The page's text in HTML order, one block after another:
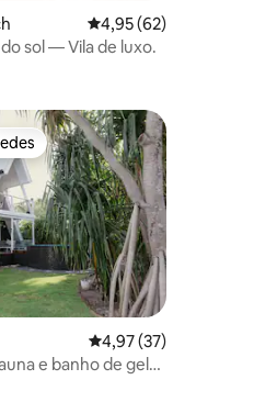
66 avaliações4,95 de uma
4,95 (62)
sol — Vila de luxo.
10 avaliações4,97 de uma
4,97 (37)
e banho de gelo